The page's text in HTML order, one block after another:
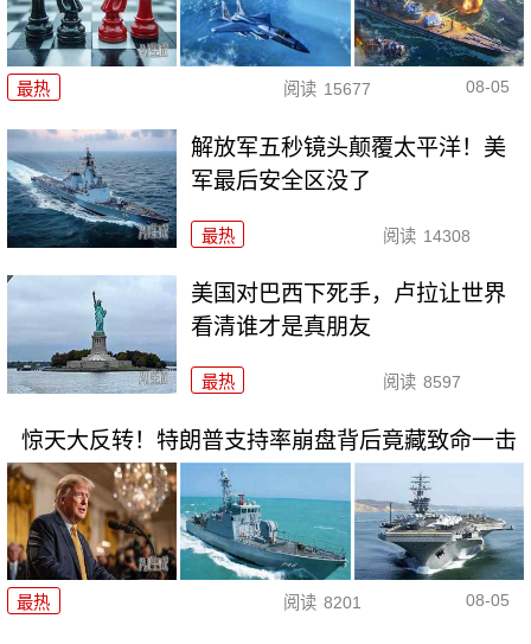
最热 阅读 15677 08-05
解放军五秒镜头颠覆太平洋！美
军最后安全区没了
最热 阅读 14308
美国对巴西下死手，卢拉让世界
看清谁才是真朋友
最热 阅读 8597
惊天大反转！特朗普支持率崩盘背后竟藏致命一击
最热 阅读 8201 08-05